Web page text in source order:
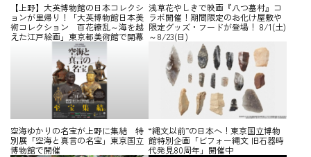
【上野】大英博物館の日本コレクシ
ョンが里帰り！「大英博物館日本美
術コレクション 百花繚乱～海を越
えた江戸絵画」東京都美術館で開幕
浅草花やしきで映画『八つ墓村』コ
ラボ開催！期間限定のお化け屋敷や
限定グッズ・フードが登場！ 8/1(土)
～8/23(日)
空海ゆかりの名宝が上野に集結 特
別展「空海と真言の名宝」東京国立
博物館で開催
“縄文以前”の日本へ！東京国立博物
館特別企画「ビフォー縄文 旧石器時
代発見80周年」開催中